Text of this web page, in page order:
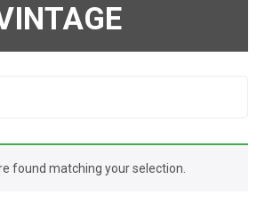
found matching your selection.